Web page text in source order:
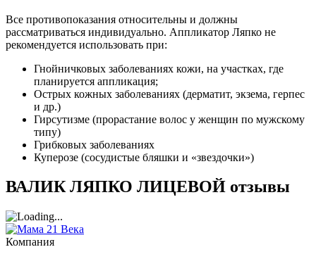
Все противопоказания относительны и должны
рассматриваться индивидуально. Аппликатор Ляпко не
рекомендуется использовать при:
Гнойничковых заболеваниях кожи, на участках, где
планируется аппликация;
Острых кожных заболеваниях (дерматит, экзема, герпес
и др.)
Гирсутизме (прорастание волос у женщин по мужскому
типу)
Грибковых заболеваниях
Куперозе (сосудистые бляшки и «звездочки»)
ВАЛИК ЛЯПКО ЛИЦЕВОЙ отзывы
Компания